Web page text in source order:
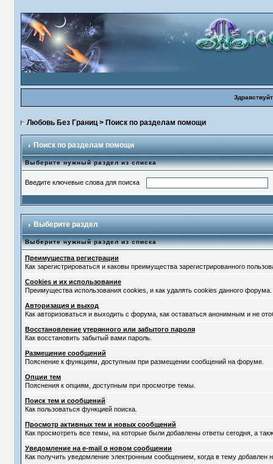
Любовь Без Границ> Поиск по разделам помощи
Поиск по разделам помощи
Выберите нужный раздел из списка
Введите ключевые слова для поиска
Выберите раздел
Выберите нужный раздел из списка
Преимущества регистрации
Как зарегистрироваться и каковы преимущества зарегистрированного
Cookies и их использование
Преимущества использования cookies, и как удалять cookies данного форума.
Авторизация и выход
Как авторизоваться и выходить с форума, как оставаться анонимным и не
Восстановление утерянного или забытого пароля
Как восстановить забытый вами пароль.
Размещение сообщений
Пояснение к функциям, доступным при размещении сообщений на форуме.
Опции тем
Пояснения к опциям, доступным при просмотре темы.
Поиск тем и сообщений
Как пользоваться функцией поиска.
Просмотр активных тем и новых сообщений
Как просмотреть все темы, на которые были добавлены ответы сегодня, а
Уведомление на е-mail о новом сообщении
Как получить уведомление электронным сообщением, когда в тему добавлен